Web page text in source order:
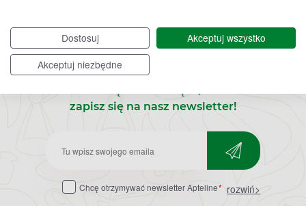
Dostosuj
Akceptuj wszystko
Akceptuj niezbędne
zapisz się na nasz newsletter!
Zapisz
do
Chcę otrzymywać newsletter Apteline* rozwiń>